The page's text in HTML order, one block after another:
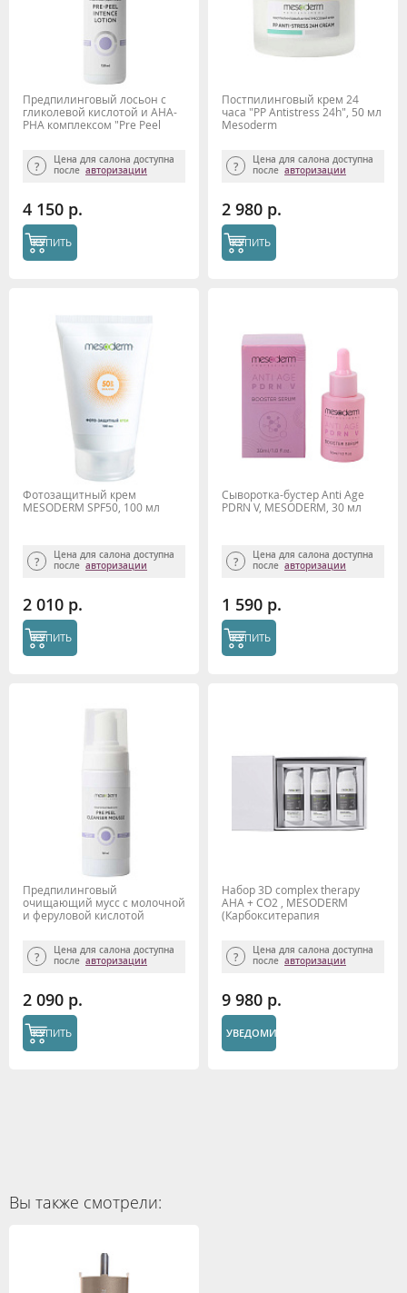
Предпилинговый лосьон с
гликолевой кислотой и АНА-
РНА комплексом "Pre Peel
Цена для салона доступна
после авторизации
4 150 р.
КУПИТЬ
Постпилинговый крем 24
часа "PP Antistress 24h", 50 мл
Mesoderm
Цена для салона доступна
после авторизации
2 980 р.
КУПИТЬ
Фотозащитный крем
MESODERM SPF50, 100 мл
Цена для салона доступна
после авторизации
2 010 р.
КУПИТЬ
Сыворотка-бустер Anti Age
PDRN V, MESODERM, 30 мл
Цена для салона доступна
после авторизации
1 590 р.
КУПИТЬ
Предпилинговый
очищающий мусс с молочной
и феруловой кислотой
Цена для салона доступна
после авторизации
2 090 р.
КУПИТЬ
Набор 3D complex therapy
AHA + CO2 , MESODERM
(Карбокситерапия
Цена для салона доступна
после авторизации
9 980 р.
УВЕДОМИТЬ
Вы также смотрели: